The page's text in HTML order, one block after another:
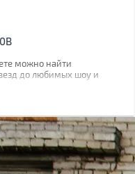
можно найти
до любимых шоу и
премьерных показов
мы представляем вашему
эфирного
года – LED-телевизор с